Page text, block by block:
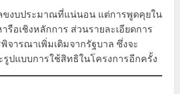
ขงบประมาณที่แน่นอน แต่การพูดคุยใน
รือเชิงหลักการ ส่วนรายละเอียดการ
จารณาเพิ่มเติมจากรัฐบาล ซึ่งจะ
รูปแบบการใช้สิทธิในโครงการอีกครั้ง